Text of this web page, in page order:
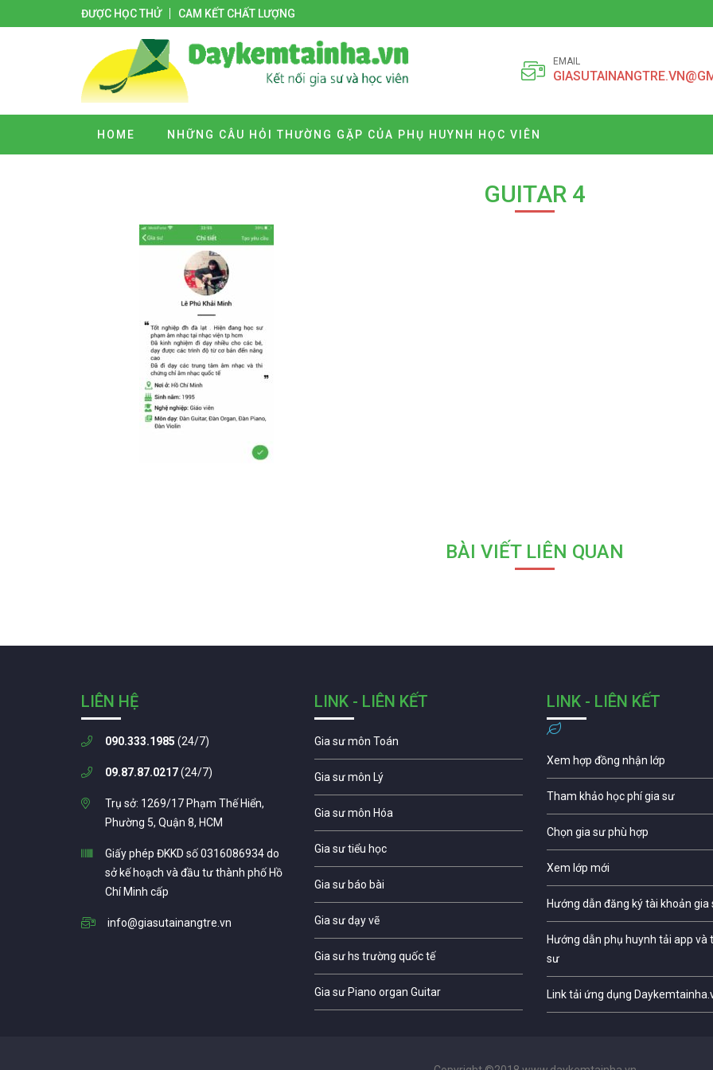
ĐƯỢC HỌC THỬ CAM KẾT CHẤT LƯỢNG
EMAIL
HOME NHỮNG CÂU HỎI THƯỜNG GẶP CỦA PHỤ HUYNH HỌC VIÊN
GUITAR 4
BÀI VIẾT LIÊN QUAN
LIÊN HỆ
090.333.1985 (24/7)
09.87.87.0217(24/7)
Trụ sở: 1269/17 Phạm Thế Hiển,
Phường 5, Quận 8, HCM
Giấy phép ĐKKD số 0316086934 do
sở kế hoạch và đầu tư thành phố Hồ
Chí Minh cấp
info@giasutainangtre.vn
LINK - LIÊN KẾT
Gia sư môn Toán
Gia sư môn Lý
Gia sư môn Hóa
Gia sư tiểu học
Gia sư báo bài
Gia sư dạy vẽ
Gia sư hs trường quốc tế
Gia sư Piano organ Guitar
LINK - LIÊN KẾT
Xem hợp đồng nhận lớp
Tham khảo học phí gia sư
Chọn gia sư phù hợp
Xem lớp mới
Hướng dẫn đăng ký tài khoản gia
Hướng dẫn phụ huynh tải app và
sư
Link tải ứng dụng